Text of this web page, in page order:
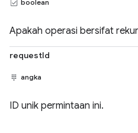
boolean
Apakah operasi bersifat
requestId
angka
ID unik permintaan ini.